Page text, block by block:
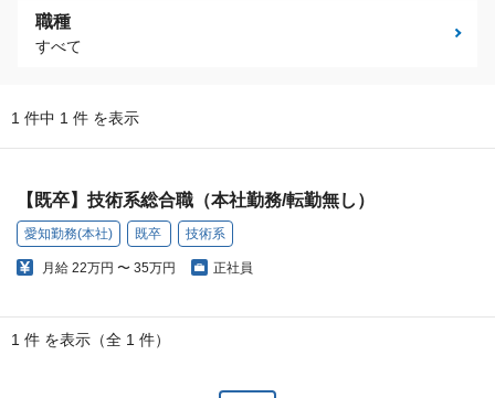
職種
すべて
1 件中 1 件 を表示
【既卒】技術系総合職（本社勤務/転勤無し）
愛知勤務(本社) 既卒 技術系
月給 22万円 〜 35万円 正社員
1 件 を表示（全 1 件）